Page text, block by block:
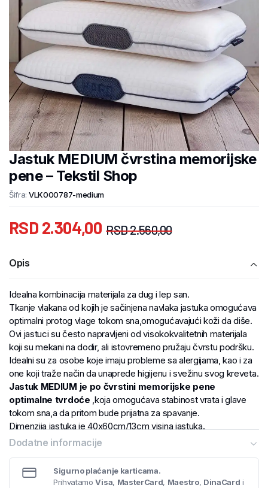
Jastuk MEDIUM čvrstina memorijske
pene – Tekstil Shop
Šifra: VLK000787-medium
RSD2.560,00
RSD 2.304,00
Opis
Idealna kombinacija materijala za dug i lep san.
Tkanje vlakana od kojih je sačinjena navlaka jastuka omogućava
optimalni protog vlage tokom sna,omogućavajući koži da diše.
Ovi jastuci su često napravljeni od visokokvalitetnih materijala
koji su mekani na dodir, ali istovremeno pružaju čvrstu podršku.
Idealni su za osobe koje imaju probleme sa alergijama, kao i za
one koji traže način da unaprede higijenu i svežinu svog kreveta.
Jastuk MEDIUM je po čvrstini memorijske pene
optimalne tvrdoće ,koja omogućava stabinost vrata i glave
tokom sna,a da pritom bude prijatna za spavanje.
Dimenzija jastuka je 40x60cm/13cm visina jastuka.
Dodatne informacije
Sigurno plaćanje karticama.
PrihvatamoVisa, MasterCard, Maestro, DinaCard i